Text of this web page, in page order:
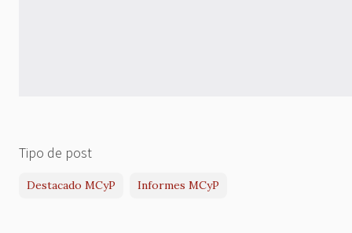
Tipo de post
Destacado MCyP Informes MCyP